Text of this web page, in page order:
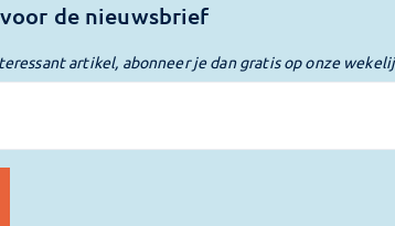
de nieuwsbrief
artikel, abonneer je dan gratis op onze